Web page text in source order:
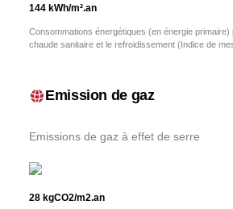
144 kWh/m².an
Consommations énergétiques (en énergie
chaude sanitaire et le refroidissement (Indice de
Emission de gaz
Emissions de gaz à effet de serre
28 kgCO2/m2.an